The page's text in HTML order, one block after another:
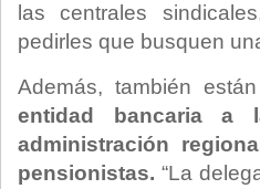
las centrales
pedirles que busquen
Además, también
entidad bancaria
administración
pensionistas. “La